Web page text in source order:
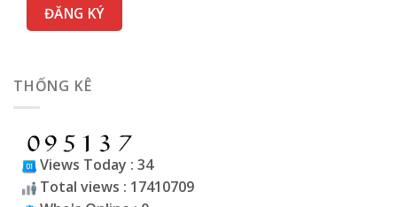
THỐNG KÊ
Views Today : 34
Total views : 17410709